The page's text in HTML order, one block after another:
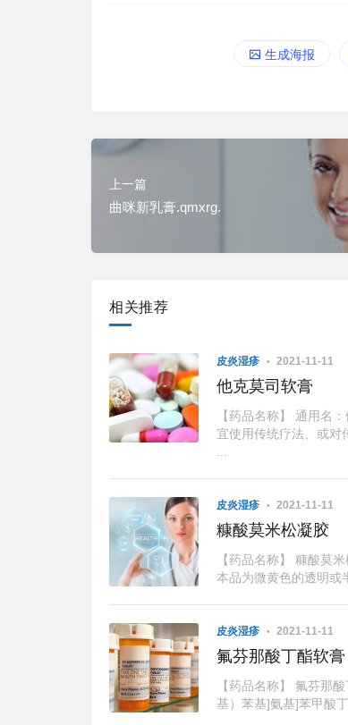
生成海报
上一篇
曲咪新乳膏.qmxrg.
相关推荐
皮炎湿疹 2021-11-11
他克莫司软膏
【药品名称】 通用名
宜使用传统疗法、或对
皮炎湿疹 2021-11-11
糠酸莫米松凝胶
【药品名称】 糠酸莫
本品为微黄色的透明或
皮炎湿疹 2021-11-11
氟芬那酸丁酯软膏
【药品名称】 氟芬那
基）苯基]氨基]苯甲酸